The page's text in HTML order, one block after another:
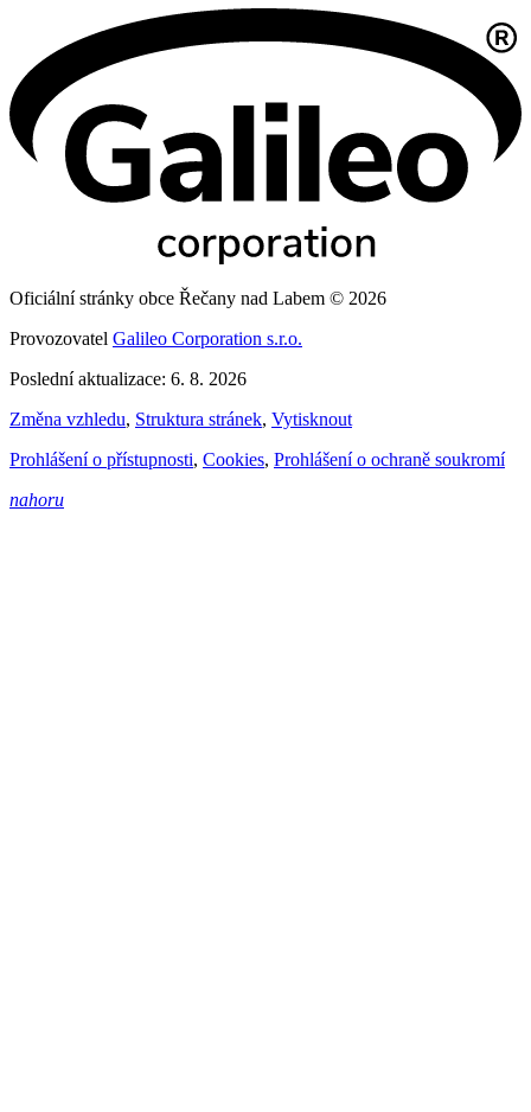
Oficiální stránky obce Řečany nad Labem © 2026
Provozovatel Galileo Corporation s.r.o.
Poslední aktualizace: 6. 8. 2026
Změna vzhledu, Struktura stránek, Vytisknout
Prohlášení o přístupnosti, Cookies, Prohlášení o ochraně soukromí
nahoru